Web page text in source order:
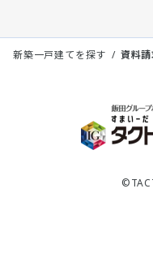
新築一戸建てを探す 資料